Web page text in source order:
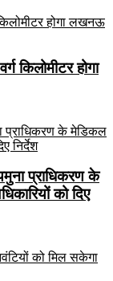
किलोमीटर होगा
प्राधिकरण के
को दिए